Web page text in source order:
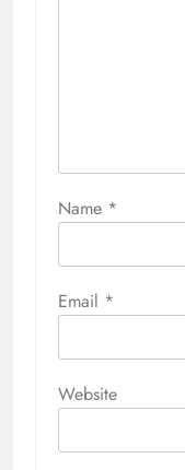
Name *
Email *
Website